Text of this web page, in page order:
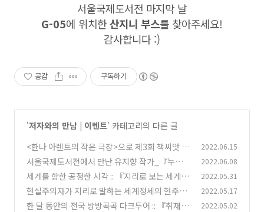
서울국제도서전 마지막 날
G-05에 위치한산지니 부스를 찾아주세요!
감사합니다 :)
공감 구독하기
'저자와의 만남 | 이벤트' 카테고리의 다른 글
<한나 아렌트의 작은 극장>으로 제3회 책씨앗 독
서감상문 대회에 참가해보세요! (0)
2022.06.15
서울국제도서전에서 만난 유지향 작가_『누가
알려주지 않아도 난』저자 강연회
(1)
2022.06.08
세계를 향한 공정한 시각 :: 『지리로 보는 세계 정
세』 출판도시 인문학당 강연
(0)
2022.05.31
현실주의자가 지리로 말하는 세계정세의 현주소
_『지리로 보는 세계정세』:: 출판도시 인문학당
2022.05.17
한 달 동안의 전국 방방곡곡 다크투어 :: 『취재남
2022.05.02